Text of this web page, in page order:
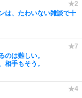
は、たわいない雑談で十
のは難しい。
相手もそう。